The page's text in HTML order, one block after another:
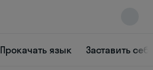
Прокачать язык Заставить